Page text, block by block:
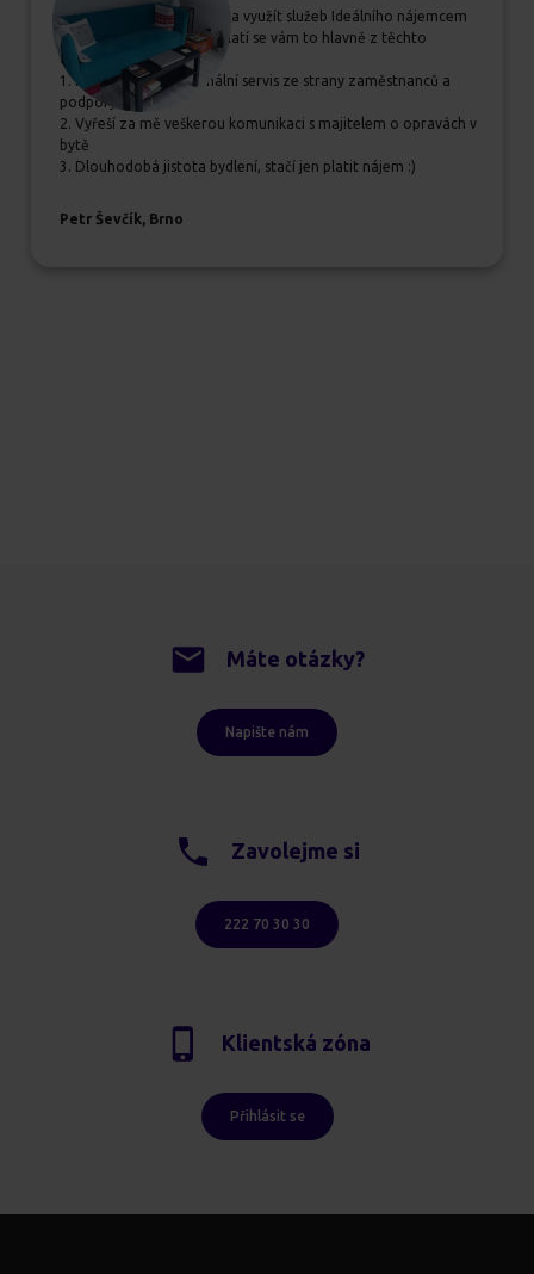
Pokud se rozhodujete, zda využít služeb Ideálního nájemcem
určitě jim dejte šanci, vyplatí se vám to hlavně z těchto
důvodů:
1. Příjemný a profesionální servis ze strany zaměstnanců a
podpory
2. Vyřeší za mě veškerou komunikaci s majitelem o opravách v
bytě
3. Dlouhodobá jistota bydlení, stačí jen platit nájem :)
Petr Ševčík, Brno
Máte otázky?
Napište nám
Zavolejme si
222 70 30 30
Klientská zóna
Přihlásit se